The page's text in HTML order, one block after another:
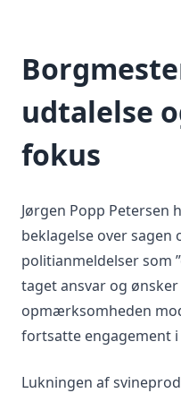
udtalelse
fokus
Jørgen Popp
beklagelse over
politianmeldelser som
taget ansvar og
opmærksomheden
fortsatte engagement
Lukningen af